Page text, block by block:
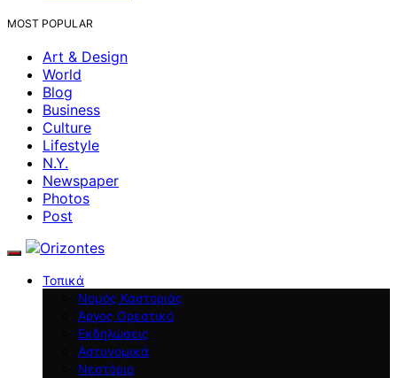
MOST POPULAR
Art & Design
World
Blog
Business
Culture
Lifestyle
N.Y.
Newspaper
Photos
Post
Τοπικά
Νομός Καστοριάς
Άργος Ορεστικό
Εκδηλώσεις
Αστυνομικά
Νεστόριο